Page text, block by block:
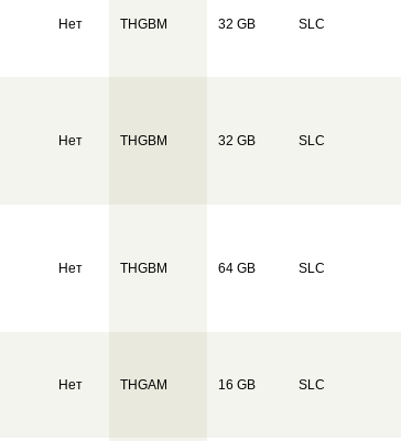
Нет THGBM 32 GB SLC
Нет THGBM 32 GB SLC
Нет THGBM 64 GB SLC
Нет THGAM 16 GB SLC